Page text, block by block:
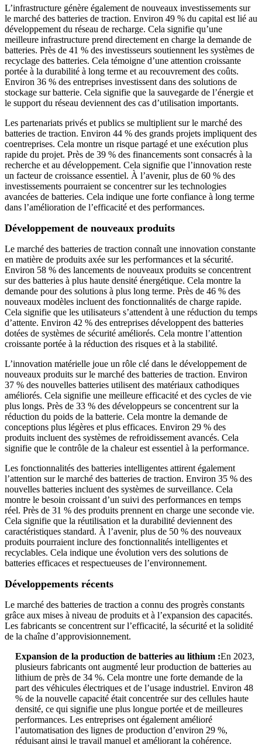
L’infrastructure génère également de nouveaux investissements sur
le marché des batteries de traction. Environ 49 % du capital est lié au
développement du réseau de recharge. Cela signifie qu’une
meilleure infrastructure prend directement en charge la demande de
batteries. Près de 41 % des investisseurs soutiennent les systèmes de
recyclage des batteries. Cela témoigne d’une attention croissante
portée à la durabilité à long terme et au recouvrement des coûts.
Environ 36 % des entreprises investissent dans des solutions de
stockage sur batterie. Cela signifie que la sauvegarde de l’énergie et
le support du réseau deviennent des cas d’utilisation importants.
Les partenariats privés et publics se multiplient sur le marché des
batteries de traction. Environ 44 % des grands projets impliquent des
coentreprises. Cela montre un risque partagé et une exécution plus
rapide du projet. Près de 39 % des financements sont consacrés à la
recherche et au développement. Cela signifie que l’innovation reste
un facteur de croissance essentiel. À l’avenir, plus de 60 % des
investissements pourraient se concentrer sur les technologies
avancées de batteries. Cela indique une forte confiance à long terme
dans l’amélioration de l’efficacité et des performances.
Développement de nouveaux produits
Le marché des batteries de traction connaît une innovation constante
en matière de produits axée sur les performances et la sécurité.
Environ 58 % des lancements de nouveaux produits se concentrent
sur des batteries à plus haute densité énergétique. Cela montre la
demande pour des solutions à plus long terme. Près de 46 % des
nouveaux modèles incluent des fonctionnalités de charge rapide.
Cela signifie que les utilisateurs s’attendent à une réduction du temps
d’attente. Environ 42 % des entreprises développent des batteries
dotées de systèmes de sécurité améliorés. Cela montre l’attention
croissante portée à la réduction des risques et à la stabilité.
L’innovation matérielle joue un rôle clé dans le développement de
nouveaux produits sur le marché des batteries de traction. Environ
37 % des nouvelles batteries utilisent des matériaux cathodiques
améliorés. Cela signifie une meilleure efficacité et des cycles de vie
plus longs. Près de 33 % des développeurs se concentrent sur la
réduction du poids de la batterie. Cela montre la demande de
conceptions plus légères et plus efficaces. Environ 29 % des
produits incluent des systèmes de refroidissement avancés. Cela
signifie que le contrôle de la chaleur est essentiel à la performance.
Les fonctionnalités des batteries intelligentes attirent également
l’attention sur le marché des batteries de traction. Environ 35 % des
nouvelles batteries incluent des systèmes de surveillance. Cela
montre le besoin croissant d’un suivi des performances en temps
réel. Près de 31 % des produits prennent en charge une seconde vie.
Cela signifie que la réutilisation et la durabilité deviennent des
caractéristiques standard. À l’avenir, plus de 50 % des nouveaux
produits pourraient inclure des fonctionnalités intelligentes et
recyclables. Cela indique une évolution vers des solutions de
batteries efficaces et respectueuses de l’environnement.
Développements récents
Le marché des batteries de traction a connu des progrès constants
grâce aux mises à niveau de produits et à l’expansion des capacités.
Les fabricants se concentrent sur l’efficacité, la sécurité et la solidité
de la chaîne d’approvisionnement.
Expansion de la production de batteries au lithium :En 2023,
plusieurs fabricants ont augmenté leur production de batteries au
lithium de près de 34 %. Cela montre une forte demande de la
part des véhicules électriques et de l’usage industriel. Environ 48
% de la nouvelle capacité était concentrée sur des cellules haute
densité, ce qui signifie une plus longue portée et de meilleures
performances. Les entreprises ont également amélioré
l’automatisation des lignes de production d’environ 29 %,
réduisant ainsi le travail manuel et améliorant la cohérence.